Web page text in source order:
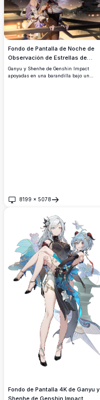
Fondo de Pantalla de Noche de
Observación de Estrellas de
Ganyu y Shenhe
Ganyu y Shenhe de Genshin Impact
apoyadas en una barandilla bajo un
8199 × 5078
Abrir
Fondo de Pantalla 4K de Ganyu y
Shenhe de Genshin Impact